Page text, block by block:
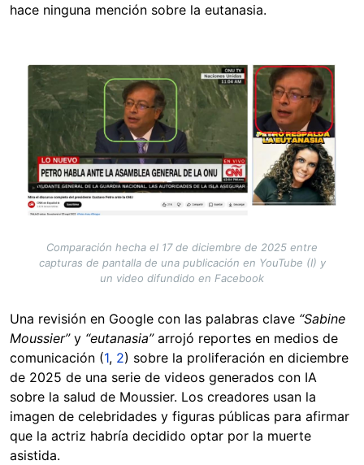
hace ninguna mención sobre la eutanasia.
Image
Comparación hecha el 17 de diciembre de 2025 entre
capturas de pantalla de una publicación en YouTube (I) y
un video difundido en Facebook
Una revisión en Google con las palabras clave “Sabine
Moussier”y “eutanasia”arrojó reportes en medios de
comunicación (1, 2) sobre la proliferación en diciembre
de 2025 de una serie de videos generados con IA
sobre la salud de Moussier. Los creadores usan la
imagen de celebridades y figuras públicas para afirmar
que la actriz habría decidido optar por la muerte
asistida.